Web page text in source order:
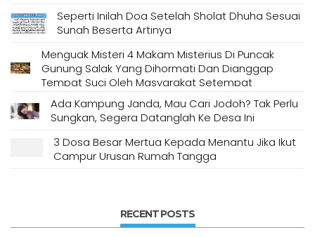
Seperti Inilah Doa Setelah Sholat Dhuha Sesuai
Sunah Beserta Artinya
Menguak Misteri 4 Makam Misterius Di Puncak
Gunung Salak Yang Dihormati Dan Dianggap
Tempat Suci Oleh Masyarakat Setempat
Ada Kampung Janda, Mau Cari Jodoh? Tak Perlu
Sungkan, Segera Datanglah Ke Desa Ini
3 Dosa Besar Mertua Kepada Menantu Jika Ikut
Campur Urusan Rumah Tangga
RECENT POSTS